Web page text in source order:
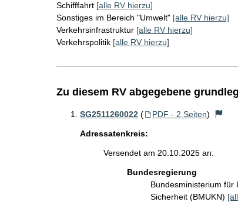
Schifffahrt [alle RV hierzu]
Sonstiges im Bereich "Umwelt" [alle RV hierzu]
Verkehrsinfrastruktur [alle RV hierzu]
Verkehrspolitik [alle RV hierzu]
Zu diesem RV abgegebene
SG2511260022 ( PDF - 2 Seiten)
Adressatenkreis:
Versendet am 20.10.2025 an:
Bundesregierung
Bundesministerium für
Sicherheit (BMUKN)